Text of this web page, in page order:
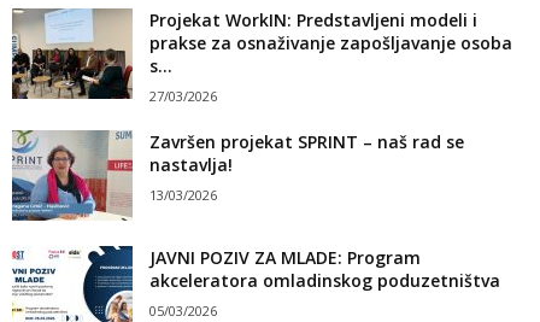
Projekat WorkIN: Predstavljeni modeli i
prakse za osnaživanje zapošljavanje osoba
s...
27/03/2026
Završen projekat SPRINT – naš rad se
nastavlja!
13/03/2026
JAVNI POZIV ZA MLADE: Program
akceleratora omladinskog poduzetništva
05/03/2026